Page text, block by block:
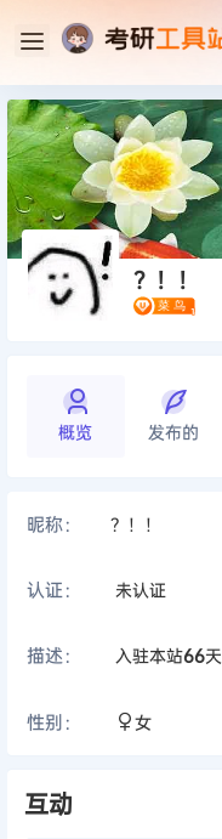
？！！
概览 发布的
昵称： ？！！
认证： 未认证
描述： 入驻本站66天
性别： 女
互动